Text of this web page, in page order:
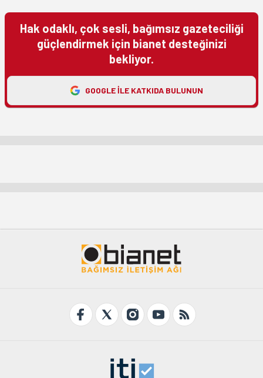
Hak odaklı, çok sesli, bağımsız gazeteciliği
güçlendirmek için bianet desteğinizi
bekliyor.
GOOGLE ILE KATKIDA BULUNUN